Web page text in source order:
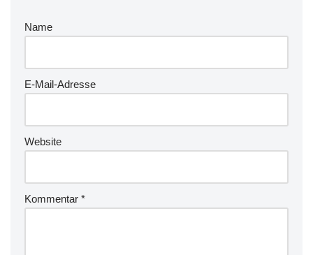
Name
E-Mail-Adresse
Website
Kommentar *